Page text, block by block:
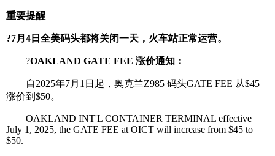
重要提醒
?7月4日全美码头都将关闭一天，火车站正常运营。
?OAKLAND GATE FEE 涨价通知：
自2025年7月1日起，奥克兰Z985 码头GATE FEE 从$45
涨价到$50。
OAKLAND INT'L CONTAINER TERMINAL effective
July 1, 2025, the GATE FEE at OICT will increase from $45 to
$50.